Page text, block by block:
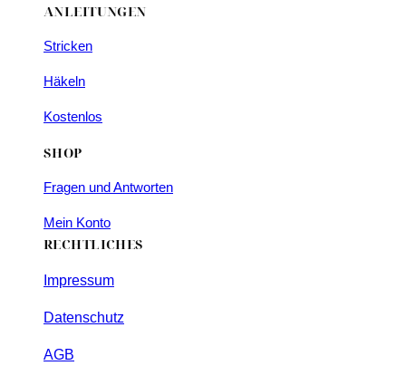
ANLEITUNGEN
Stricken
Häkeln
Kostenlos
SHOP
Fragen und Antworten
Mein Konto
RECHTLICHES
Impressum
Datenschutz
AGB